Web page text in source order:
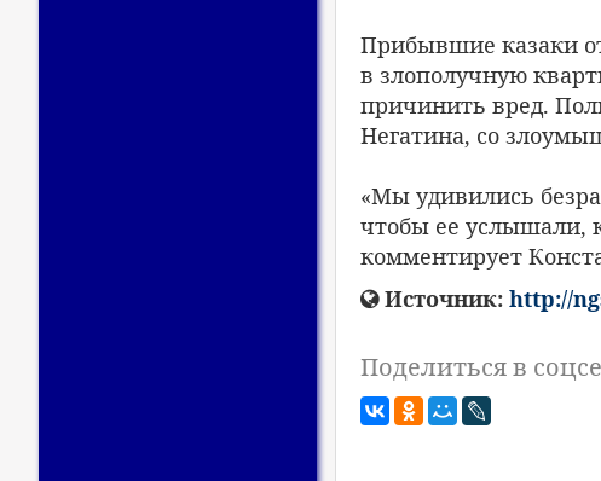
Прибывшие казаки
в злополучную
причинить вред.
Негатина, со
«Мы удивились
чтобы ее услышали,
комментирует
Источник: http://
Поделиться в